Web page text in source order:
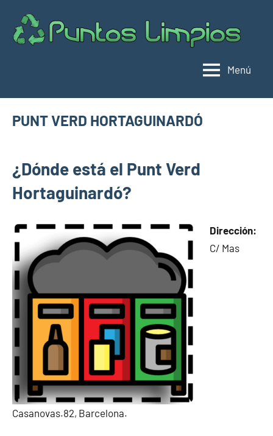
contenido
Menú
PUNT VERD HORTAGUINARDÓ
limpios en
municipios
de
18,
2025
¿Dónde está el Punt Verd
Hortaguinardó?
Dirección:
C/ Mas
Casanovas.82, Barcelona.